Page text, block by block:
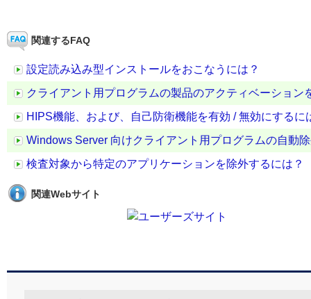
関連するFAQ
設定読み込み型インストールをおこなうには？
クライアント用プログラムの製品のアクティベーション
HIPS機能、および、自己防衛機能を有効 / 無効にするに
Windows Server 向けクライアント用プログラムの自動
検査対象から特定のアプリケーションを除外するには？
関連Webサイト